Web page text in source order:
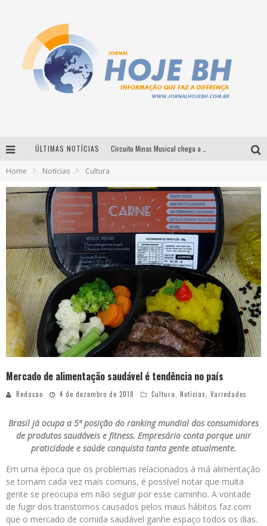
ÚLTIMAS NOTÍCIAS
Simone celebra a força feminina e sua trajetória histórica na MPB em novo show “Que mulher é essa!?” em Belo Horizonte
Milton Guedes traz turnê “Milton Canta Lulu” a Belo Horizonte
Home Notícias Cultura
Mercado de alimentação saudável é tendência no país
Redacao 4 de dezembro de 2018 Cultura, Notícias, Variedades
Brasil já ocupa a 5ª posição do ranking mundial dos consumidores
de produtos saudáveis e fitness. Empresário conta porque unir
praticidade e saúde conquista tanta gente atualmente.
Em uma época que os problemas relacionados à má alimentação
se tornam cada vez mais comuns, é possível notar que muita
gente se preocupa em não seguir por esse caminho. A vontade
de fugir dos transtornos causados pelos maus hábitos faz com
que o mercado de comida saudável ganhe espaço todos os dias.